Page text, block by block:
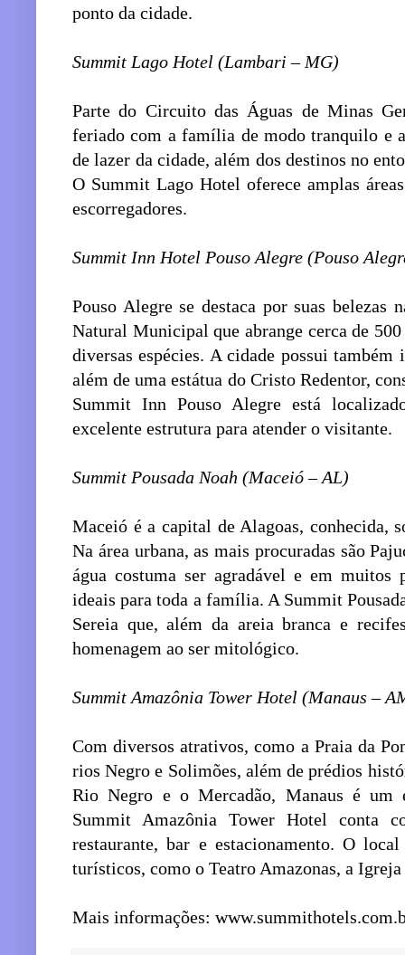
ponto da cidade.
Summit Lago Hotel (Lambari – MG)
Parte do Circuito das Águas de Minas
feriado com a família de modo tranquilo e
de lazer da cidade, além dos destinos no
O Summit Lago Hotel oferece amplas
escorregadores.
Summit Inn Hotel Pouso Alegre (Pouso
Pouso Alegre se destaca por suas belezas
Natural Municipal que abrange cerca de
diversas espécies. A cidade possui
além de uma estátua do Cristo Redentor,
Summit Inn Pouso Alegre está
excelente estrutura para atender o visitante.
Summit Pousada Noah (Maceió – AL)
Maceió é a capital de Alagoas, conhecida,
Na área urbana, as mais procuradas são
água costuma ser agradável e em muitos
ideais para toda a família. A Summit
Sereia que, além da areia branca e
homenagem ao ser mitológico.
Summit Amazônia Tower Hotel (Manaus –
Com diversos atrativos, como a Praia da
rios Negro e Solimões, além de prédios
Rio Negro e o Mercadão, Manaus é um
Summit Amazônia Tower Hotel conta
restaurante, bar e estacionamento. O
turísticos, como o Teatro Amazonas, a
Mais informações: